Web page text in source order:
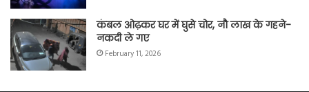
कंबल ओढ़कर घर में घुसे चोर, नौ लाख के गहने-
नकदी ले गए
February 11, 2026